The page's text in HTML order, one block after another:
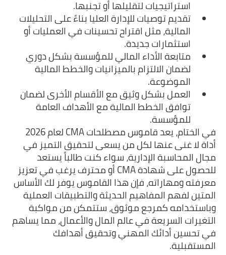
استراتيجيات لتقليلها أو تجنبها.
تقديم توصيات للإدارة العليا بناءً على التحليلات
المالية، مثل اقتراح تحسينات في العمليات أو
استثمارات جديدة.
متابعة الأداء المالي للمؤسسة بشكل دوري
لضمان الالتزام بالميزانيات والخطط المالية
الموضوعة.
العمل بشكل وثيق مع الأقسام الأخرى لضمان
توافق الخطط المالية مع الأهداف العامة
للمؤسسة.
في الختام، يعد قاموس مصطلحات CMA لعام 2026
أداة لا غنى عنها لكل من يسعى لتحقيق التميز في
مجال المحاسبة الإدارية، سواء كنت طالباً يستعد
للحصول على شهادة CMA أو محترف يرغب في تعزيز
معرفته ومهاراته، فإن هذا القاموس يوفر لك الأساس
المتين لفهم المفاهيم الحديثة والتطبيقات العملية
وباستخدامه كمرجع موثوق، ستتمكن من مواكبة
التغيرات السريعة في عالم المال والأعمال، مما يساهم
في تحسين أدائك المهني وتحقيق أهدافك
المستقبلية.